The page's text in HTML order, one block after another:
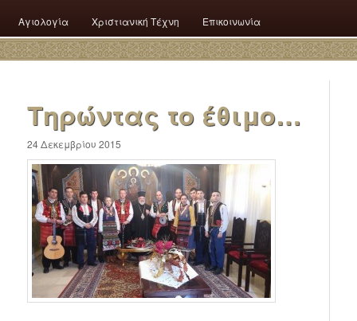
Αγιολογία Χριστιανική Τέχνη Επικοινωνία
Τηρώντας το έθιμο…
24 Δεκεμβρίου 2015